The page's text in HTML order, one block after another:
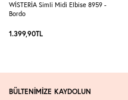
WİSTERİA Simli Midi Elbise 8959 -
Bordo
1.399,90TL
BÜLTENİMİZE KAYDOLUN